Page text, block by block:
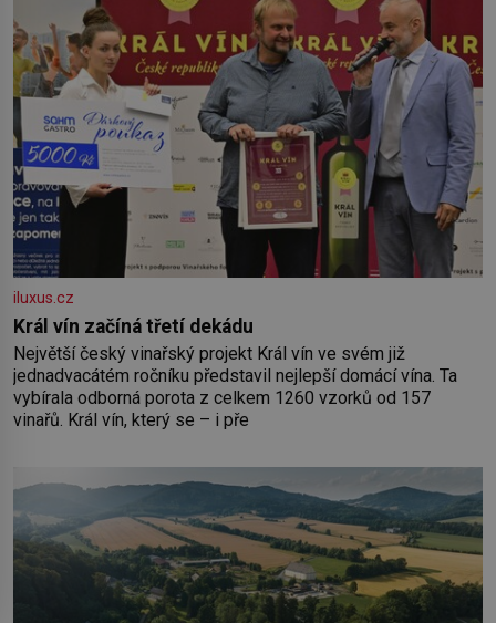
iluxus.cz
Král vín začíná třetí dekádu
Největší český vinařský projekt Král vín ve svém již
jednadvacátém ročníku představil nejlepší domácí vína. Ta
vybírala odborná porota z celkem 1260 vzorků od 157
vinařů. Král vín, který se – i pře